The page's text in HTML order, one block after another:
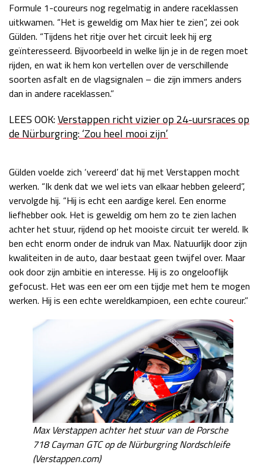
Formule 1-coureurs nog regelmatig in andere raceklassen
uitkwamen. “Het is geweldig om Max hier te zien”, zei ook
Gülden. “Tijdens het ritje over het circuit leek hij erg
geïnteresseerd. Bijvoorbeeld in welke lijn je in de regen moet
rijden, en wat ik hem kon vertellen over de verschillende
soorten asfalt en de vlagsignalen – die zijn immers anders
dan in andere raceklassen.”
LEES OOK:Verstappen richt vizier op 24-uursraces op
de Nürburgring: ‘Zou heel mooi zijn’
Gülden voelde zich ‘vereerd’ dat hij met Verstappen mocht
werken. “Ik denk dat we wel iets van elkaar hebben geleerd”,
vervolgde hij. “Hij is echt een aardige kerel. Een enorme
liefhebber ook. Het is geweldig om hem zo te zien lachen
achter het stuur, rijdend op het mooiste circuit ter wereld. Ik
ben echt enorm onder de indruk van Max. Natuurlijk door zijn
kwaliteiten in de auto, daar bestaat geen twijfel over. Maar
ook door zijn ambitie en interesse. Hij is zo ongelooflijk
gefocust. Het was een eer om een tijdje met hem te mogen
werken. Hij is een echte wereldkampioen, een echte coureur.”
Max Verstappen achter het stuur van de Porsche
718 Cayman GTC op de Nürburgring Nordschleife
(Verstappen.com)